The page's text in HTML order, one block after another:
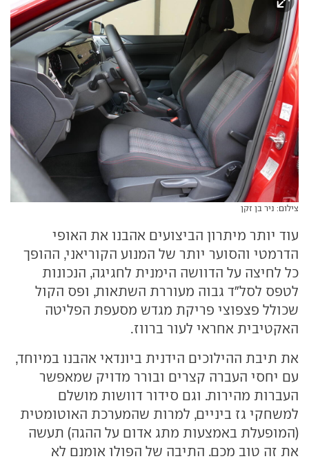
צילום: ניר בן זקן
עוד יותר מיתרון הביצועים אהבנו את האופי
הדרמטי והסוער יותר של המנוע הקוריאני, ההופך
כל לחיצה על הדוושה הימנית לחגיגה, הנכונות
לטפס לסל״ד גבוה מעוררת השתאות, ופס הקול
שכולל פצפוצי פריקת מגדש מסעפת הפליטה
האקטיבית אחראי לעור ברווז.
את תיבת ההילוכים הידנית ביונדאי אהבנו במיוחד,
עם יחסי העברה קצרים ובורר מדויק שמאפשר
העברות מהירות. וגם סידור דוושות מושלם
למשחקי גז ביניים, למרות שהמערכת האוטומטית
(המופעלת באמצעות מתג אדום על ההגה) תעשה
את זה טוב מכם. התיבה של הפולו אומנם לא